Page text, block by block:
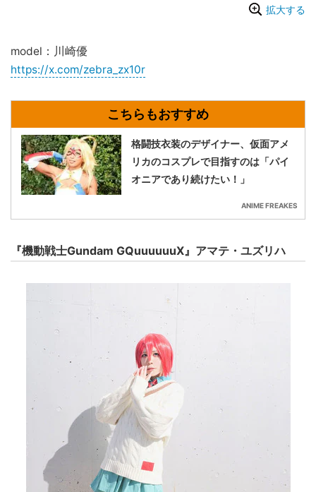
拡大する
model：川崎優
https://x.com/zebra_zx10r
格闘技衣装のデザイナー、仮面アメ
リカのコスプレで目指すのは「パイ
オニアであり続けたい！」
ANIME FREAKES
『機動戦士Gundam GQuuuuuuX』アマテ・ユズリハ